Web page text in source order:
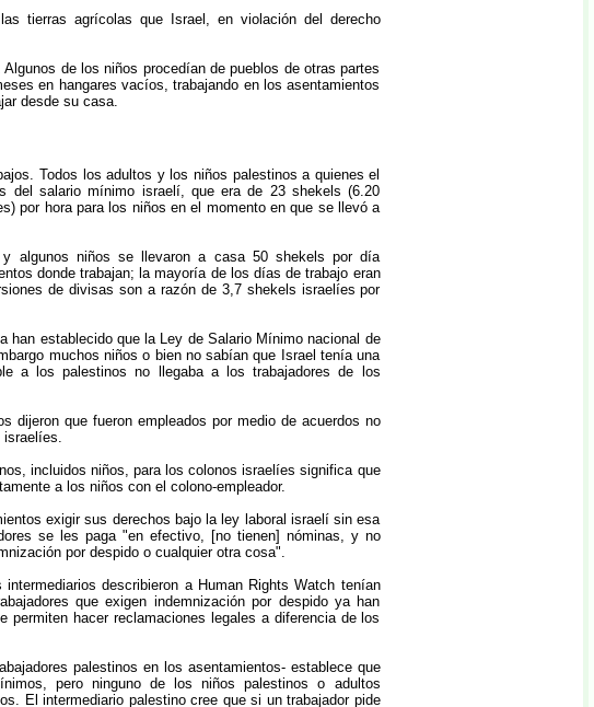
tierras agrícolas que Israel, en violación del derecho
de los niños procedían de pueblos de otras partes
en hangares vacíos, trabajando en los asentamientos
desde su casa.
Todos los adultos y los niños palestinos a quienes el
del salario mínimo israelí, que era de 23 shekels (6.20
por hora para los niños en el momento en que se llevó a
algunos niños se llevaron a casa 50 shekels por día
donde trabajan; la mayoría de los días de trabajo eran
de divisas son a razón de 3,7 shekels israelíes por
han establecido que la Ley de Salario Mínimo nacional de
muchos niños o bien no sabían que Israel tenía una
a los palestinos no llegaba a los trabajadores de los
dijeron que fueron empleados por medio de acuerdos no
israelíes.
incluidos niños, para los colonos israelíes significa que
a los niños con el colono-empleador.
exigir sus derechos bajo la ley laboral israelí sin esa
se les paga "en efectivo, [no tienen] nóminas, y no
por despido o cualquier otra cosa".
describieron a Human Rights Watch tenían
que exigen indemnización por despido ya han
hacer reclamaciones legales a diferencia de los
palestinos en los asentamientos- establece que
pero ninguno de los niños palestinos o adultos
El intermediario palestino cree que si un trabajador pide